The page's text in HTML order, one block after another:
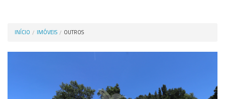
INÍCIO IMÓVEIS OUTROS